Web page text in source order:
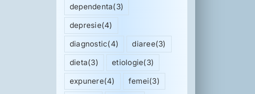
dependenta(3)
depresie(4)
diagnostic(4) diaree(3)
dieta(3) etiologie(3)
expunere(4) femei(3)